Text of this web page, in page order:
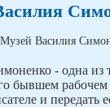
- одна из
бывшем рабочем
и передать